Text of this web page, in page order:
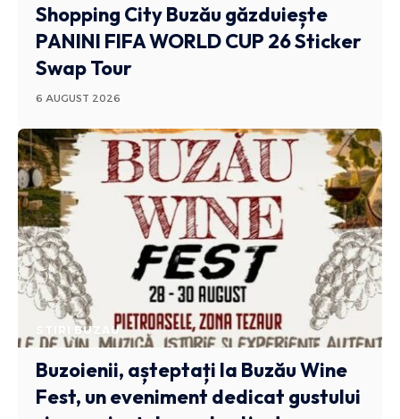
Shopping City Buzău găzduiește
PANINI FIFA WORLD CUP 26 Sticker
Swap Tour
6 AUGUST 2026
STIRI BUZAU
Buzoienii, așteptați la Buzău Wine
Fest, un eveniment dedicat gustului